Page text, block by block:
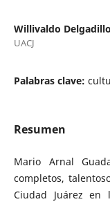
Willivaldo Delgadillo
UACJ
Palabras clave:
Resumen
Mario Arnal
completos,
Ciudad Juárez